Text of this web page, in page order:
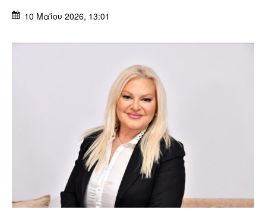
10 Μαΐου 2026, 13:01